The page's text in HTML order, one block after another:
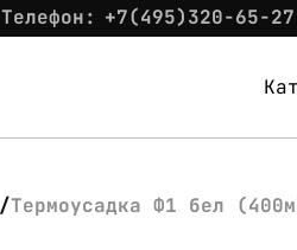
Телефон: +7(495)320-65-27
Термоусадка Ф1 бел